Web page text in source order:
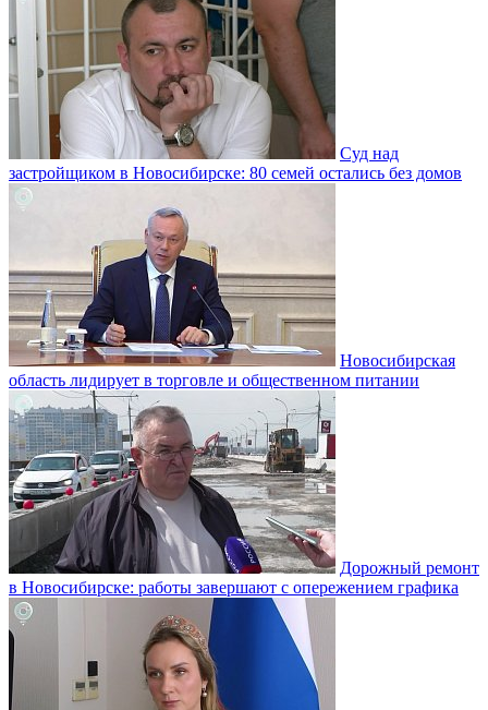
Суд над
застройщиком в Новосибирске: 80 семей остались без домов
Новосибирская
область лидирует в торговле и общественном питании
Дорожный ремонт
в Новосибирске: работы завершают с опережением графика